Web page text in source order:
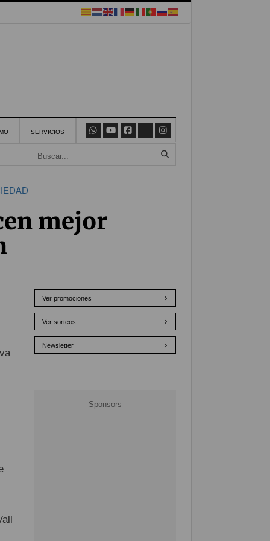
SERVICIOS
mejor
Ver promociones
Ver sorteos
Newsletter